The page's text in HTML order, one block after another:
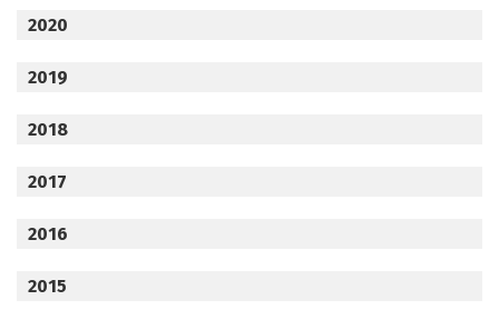
2020
2019
2018
2017
2016
2015